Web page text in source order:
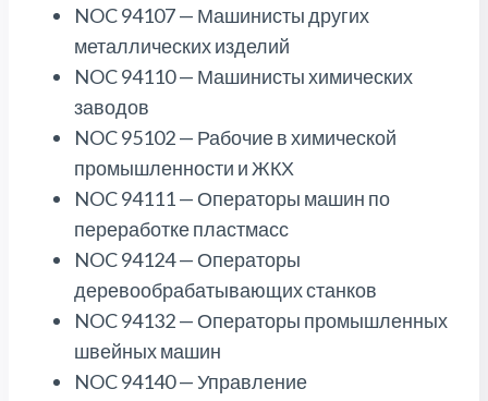
NOC 94107 — Машинисты других
металлических изделий
NOC 94110 — Машинисты химических
заводов
NOC 95102 — Рабочие в химической
промышленности и ЖКХ
NOC 94111 — Операторы машин по
переработке пластмасс
NOC 94124 — Операторы
деревообрабатывающих станков
NOC 94132 — Операторы промышленных
швейных машин
NOC 94140 — Управление